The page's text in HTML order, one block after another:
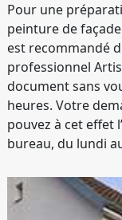
Pour une
peinture de
est recommandé
professionnel
document sans
heures. Votre
pouvez à cet effet
bureau, du lundi